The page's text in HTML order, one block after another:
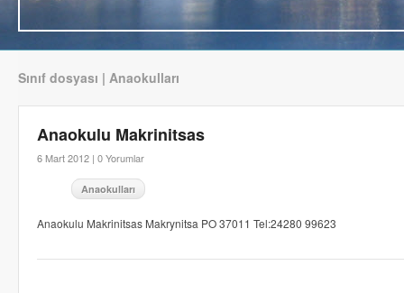
Sınıf dosyası | Anaokulları
Anaokulu Makrinitsas
6 Mart 2012 | 0 Yorumlar
Anaokulları
Anaokulu Makrinitsas Makrynitsa PO 37011 Tel:24280 99623